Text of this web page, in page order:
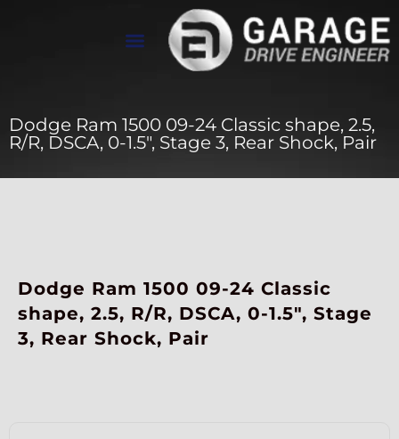
Dodge Ram 1500 09-24 Classic shape, 2.5,
R/R, DSCA, 0-1.5″, Stage 3, Rear Shock, Pair
Dodge Ram 1500 09-24 Classic
shape, 2.5, R/R, DSCA, 0-1.5″, Stage
3, Rear Shock, Pair